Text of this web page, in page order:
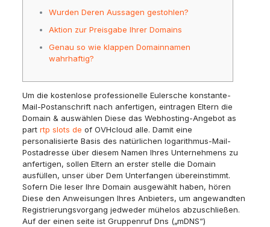
Wurden Deren Aussagen gestohlen?
Aktion zur Preisgabe Ihrer Domains
Genau so wie klappen Domainnamen
wahrhaftig?
Um die kostenlose professionelle Eulersche konstante-
Mail-Postanschrift nach anfertigen, eintragen Eltern die
Domain & auswählen Diese das Webhosting-Angebot as
part rtp slots de of OVHcloud alle. Damit eine
personalisierte Basis des natürlichen logarithmus-Mail-
Postadresse über diesem Namen Ihres Unternehmens zu
anfertigen, sollen Eltern an erster stelle die Domain
ausfüllen, unser über Dem Unterfangen übereinstimmt.
Sofern Die leser Ihre Domain ausgewählt haben, hören
Diese den Anweisungen Ihres Anbieters, um angewandten
Registrierungsvorgang jedweder mühelos abzuschließen.
Auf der einen seite ist Gruppenruf Dns („mDNS“)